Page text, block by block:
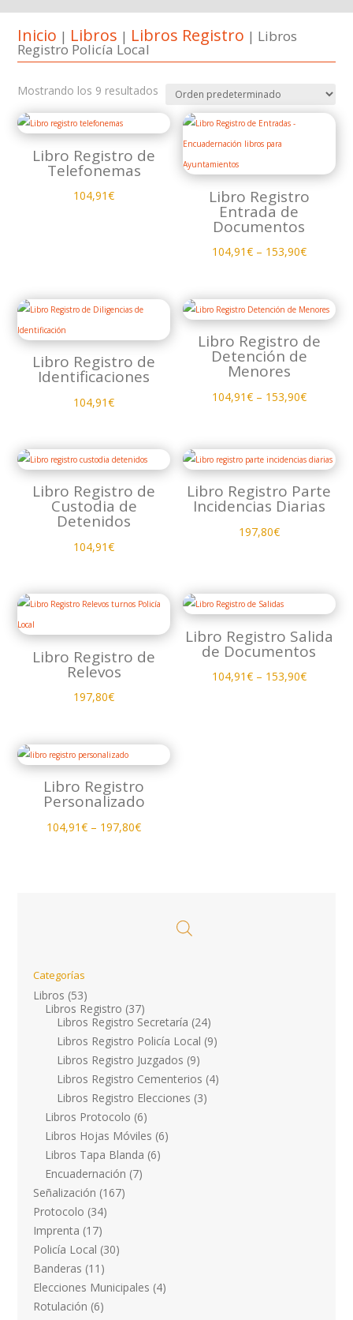
Inicio | Libros | Libros Registro | Libros
Registro Policía Local
Mostrando los 9 resultados
Libro Registro de
Telefonemas
104,91€ Libro Registro
Entrada de
Documentos
104,91€– 153,90€
Libro Registro de
Identificaciones
104,91€
Libro Registro de
Detención de
Menores
104,91€– 153,90€
Libro Registro de
Custodia de
Detenidos
104,91€
Libro Registro Parte
Incidencias Diarias
197,80€
Libro Registro de
Relevos
197,80€
Libro Registro Salida
de Documentos
104,91€– 153,90€
Libro Registro
Personalizado
104,91€ – 197,80€
Categorías
Libros (53)
Libros Registro (37)
Libros Registro Secretaría (24)
Libros Registro Policía Local (9)
Libros Registro Juzgados (9)
Libros Registro Cementerios (4)
Libros Registro Elecciones (3)
Libros Protocolo (6)
Libros Hojas Móviles (6)
Libros Tapa Blanda (6)
Encuadernación (7)
Señalización (167)
Protocolo (34)
Imprenta (17)
Policía Local (30)
Banderas (11)
Elecciones Municipales (4)
Rotulación (6)